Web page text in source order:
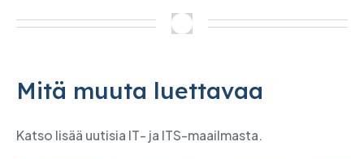
Mitä muuta luettavaa
Katso lisää uutisia IT- ja ITS-maailmasta.